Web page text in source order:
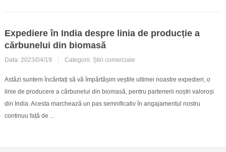
Expediere în India despre linia de producție a
cărbunelui din biomasă
Data: 2023/04/19 Categorii: Știri comerciale
Astăzi suntem încântați să vă împărtășim veștile ultimei noastre expedieri, o
linie de producere a cărbunelui din biomasă, pentru partenerii noștri valoroși
din India. Acesta marchează un pas semnificativ în angajamentul nostru
continuu față de ...